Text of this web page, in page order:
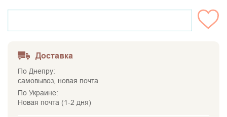
Доставка
По Днепру:
самовывоз, новая почта
По Украине:
Новая почта (1-2 дня)